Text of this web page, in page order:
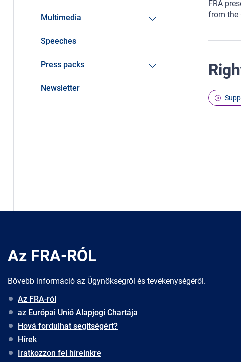
FRA
from the
Multimedia
Speeches
Press packs
Newsletter
Az FRA-RÓL
Bővebb információ az Ügynökségről és tevékenységéről.
Az FRA-ról
az Európai Unió Alapjogi Chartája
Hová fordulhat segítségért?
Hírek
Iratkozzon fel híreinkre